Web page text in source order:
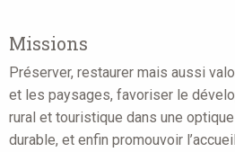
Missions
Préserver, restaurer mais aussi
et les paysages, favoriser le
rural et touristique dans une
durable, et enfin promouvoir